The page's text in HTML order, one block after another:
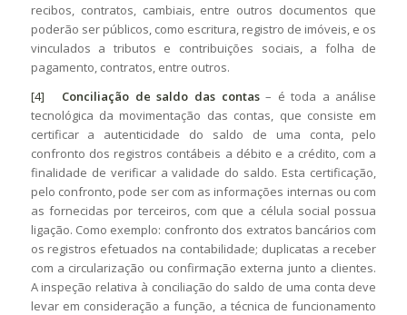
recibos, contratos, cambiais, entre outros documentos que
poderão ser públicos, como escritura, registro de imóveis, e os
vinculados a tributos e contribuições sociais, a folha de
pagamento, contratos, entre outros.
[4]
Conciliação de saldo das contas– é toda a análise
tecnológica da movimentação das contas, que consiste em
certificar a autenticidade do saldo de uma conta, pelo
confronto dos registros contábeis a débito e a crédito, com a
finalidade de verificar a validade do saldo. Esta certificação,
pelo confronto, pode ser com as informações internas ou com
as fornecidas por terceiros, com que a célula social possua
ligação. Como exemplo: confronto dos extratos bancários com
os registros efetuados na contabilidade; duplicatas a receber
com a circularização ou confirmação externa junto a clientes.
A inspeção relativa à conciliação do saldo de uma conta deve
levar em consideração a função, a técnica de funcionamento